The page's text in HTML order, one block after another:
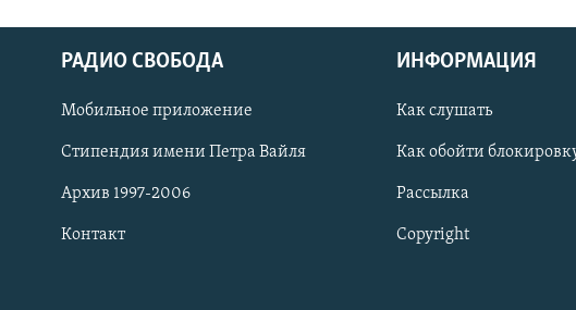
СОЦИАЛЬНЫЕ СЕТИ
РАДИО СВОБОДА
Мобильное приложение
Стипендия имени Петра Вайля
Архив 1997-2006
Контакт
ИНФОРМАЦИЯ
Как слушать
Как обойти
Рассылка
Copyright